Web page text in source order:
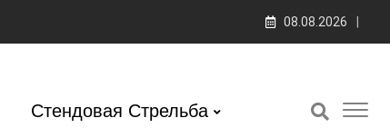
08.08.2026
Стендовая Стрельба